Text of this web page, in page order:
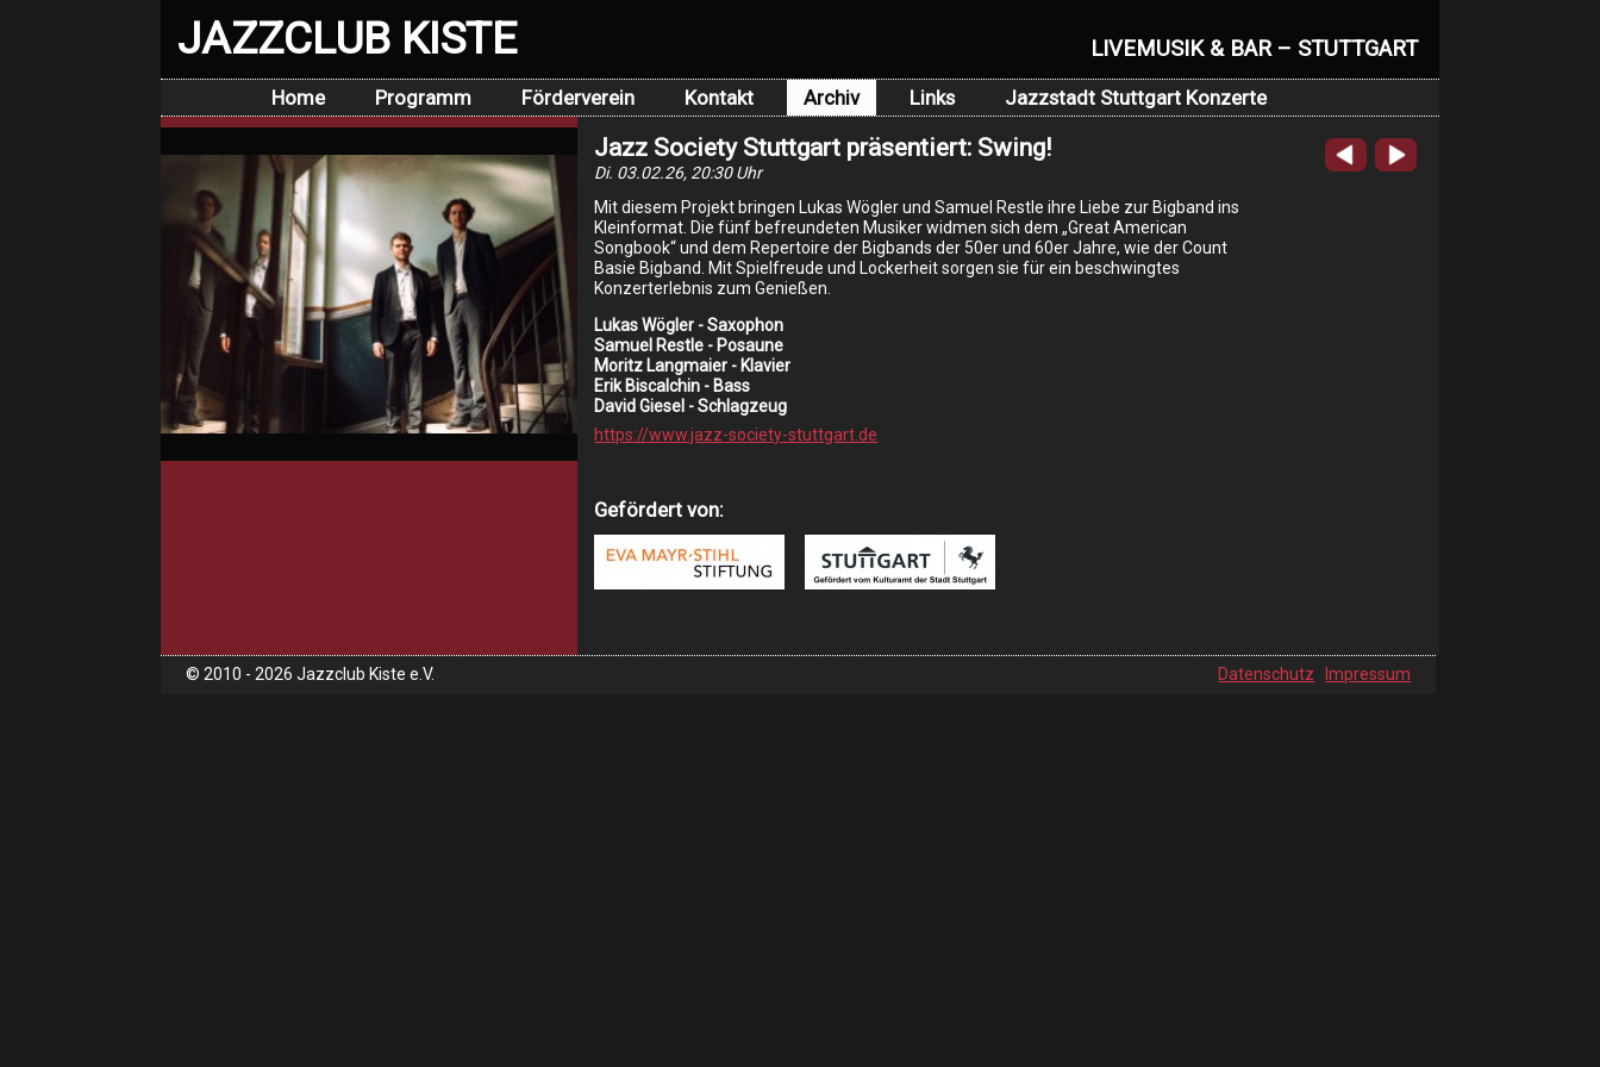
JAZZCLUB KISTE LIVEMUSIK & BAR – STUTTGART
Home Programm Förderverein Kontakt Archiv Links Jazzstadt Stuttgart Konzerte
Jazz Society Stuttgart präsentiert: Swing!
Di. 03.02.26, 20:30 Uhr
Mit diesem Projekt bringen Lukas Wögler und Samuel Restle ihre Liebe zur Bigband ins
Kleinformat. Die fünf befreundeten Musiker widmen sich dem „Great American
Songbook“ und dem Repertoire der Bigbands der 50er und 60er Jahre, wie der Count
Basie Bigband. Mit Spielfreude und Lockerheit sorgen sie für ein beschwingtes
Konzerterlebnis zum Genießen.
Lukas Wögler - Saxophon
Samuel Restle - Posaune
Moritz Langmaier - Klavier
Erik Biscalchin - Bass
David Giesel - Schlagzeug
https://www.jazz-society-stuttgart.de
Gefördert von:
© 2010 - 2026 Jazzclub Kiste e.V. Datenschutz Impressum